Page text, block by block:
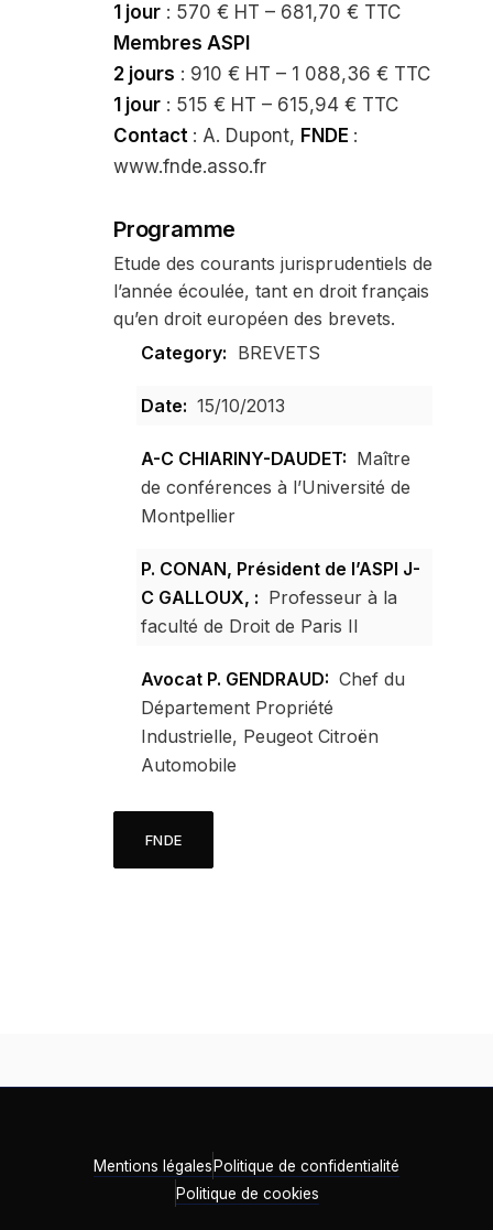
1 jour : 570 € HT – 681,70 € TTC
Membres ASPI
2 jours : 910 € HT – 1 088,36 € TTC
1 jour : 515 € HT – 615,94 € TTC
Contact : A. Dupont, FNDE :
www.fnde.asso.fr
Programme
Etude des courants jurisprudentiels de
l’année écoulée, tant en droit français
qu’en droit européen des brevets.
Category: BREVETS
Date: 15/10/2013
A-C CHIARINY-DAUDET: Maître
de conférences à l’Université de
Montpellier
P. CONAN, Président de l’ASPI J-
C GALLOUX, : Professeur à la
faculté de Droit de Paris II
Avocat P. GENDRAUD: Chef du
Département Propriété
Industrielle, Peugeot Citroën
Automobile
FNDE
Mentions légales Politique de confidentialité
Politique de cookies